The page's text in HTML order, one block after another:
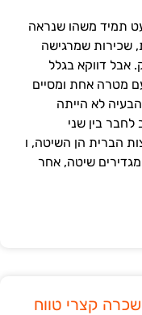
תמיד משהו שנראה
שכירות שמרגישה
אבל דווקא בגלל
מטרה אחת ומסיים
לא הייתה
בין שני
הברית הן השיטה, ו
שיטה, אחר
קצרי טווח